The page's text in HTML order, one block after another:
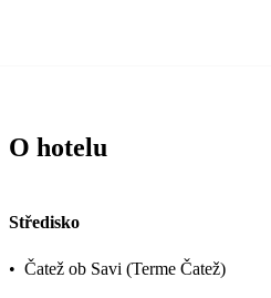
O hotelu
Středisko
• Čatež ob Savi (Terme Čatež)